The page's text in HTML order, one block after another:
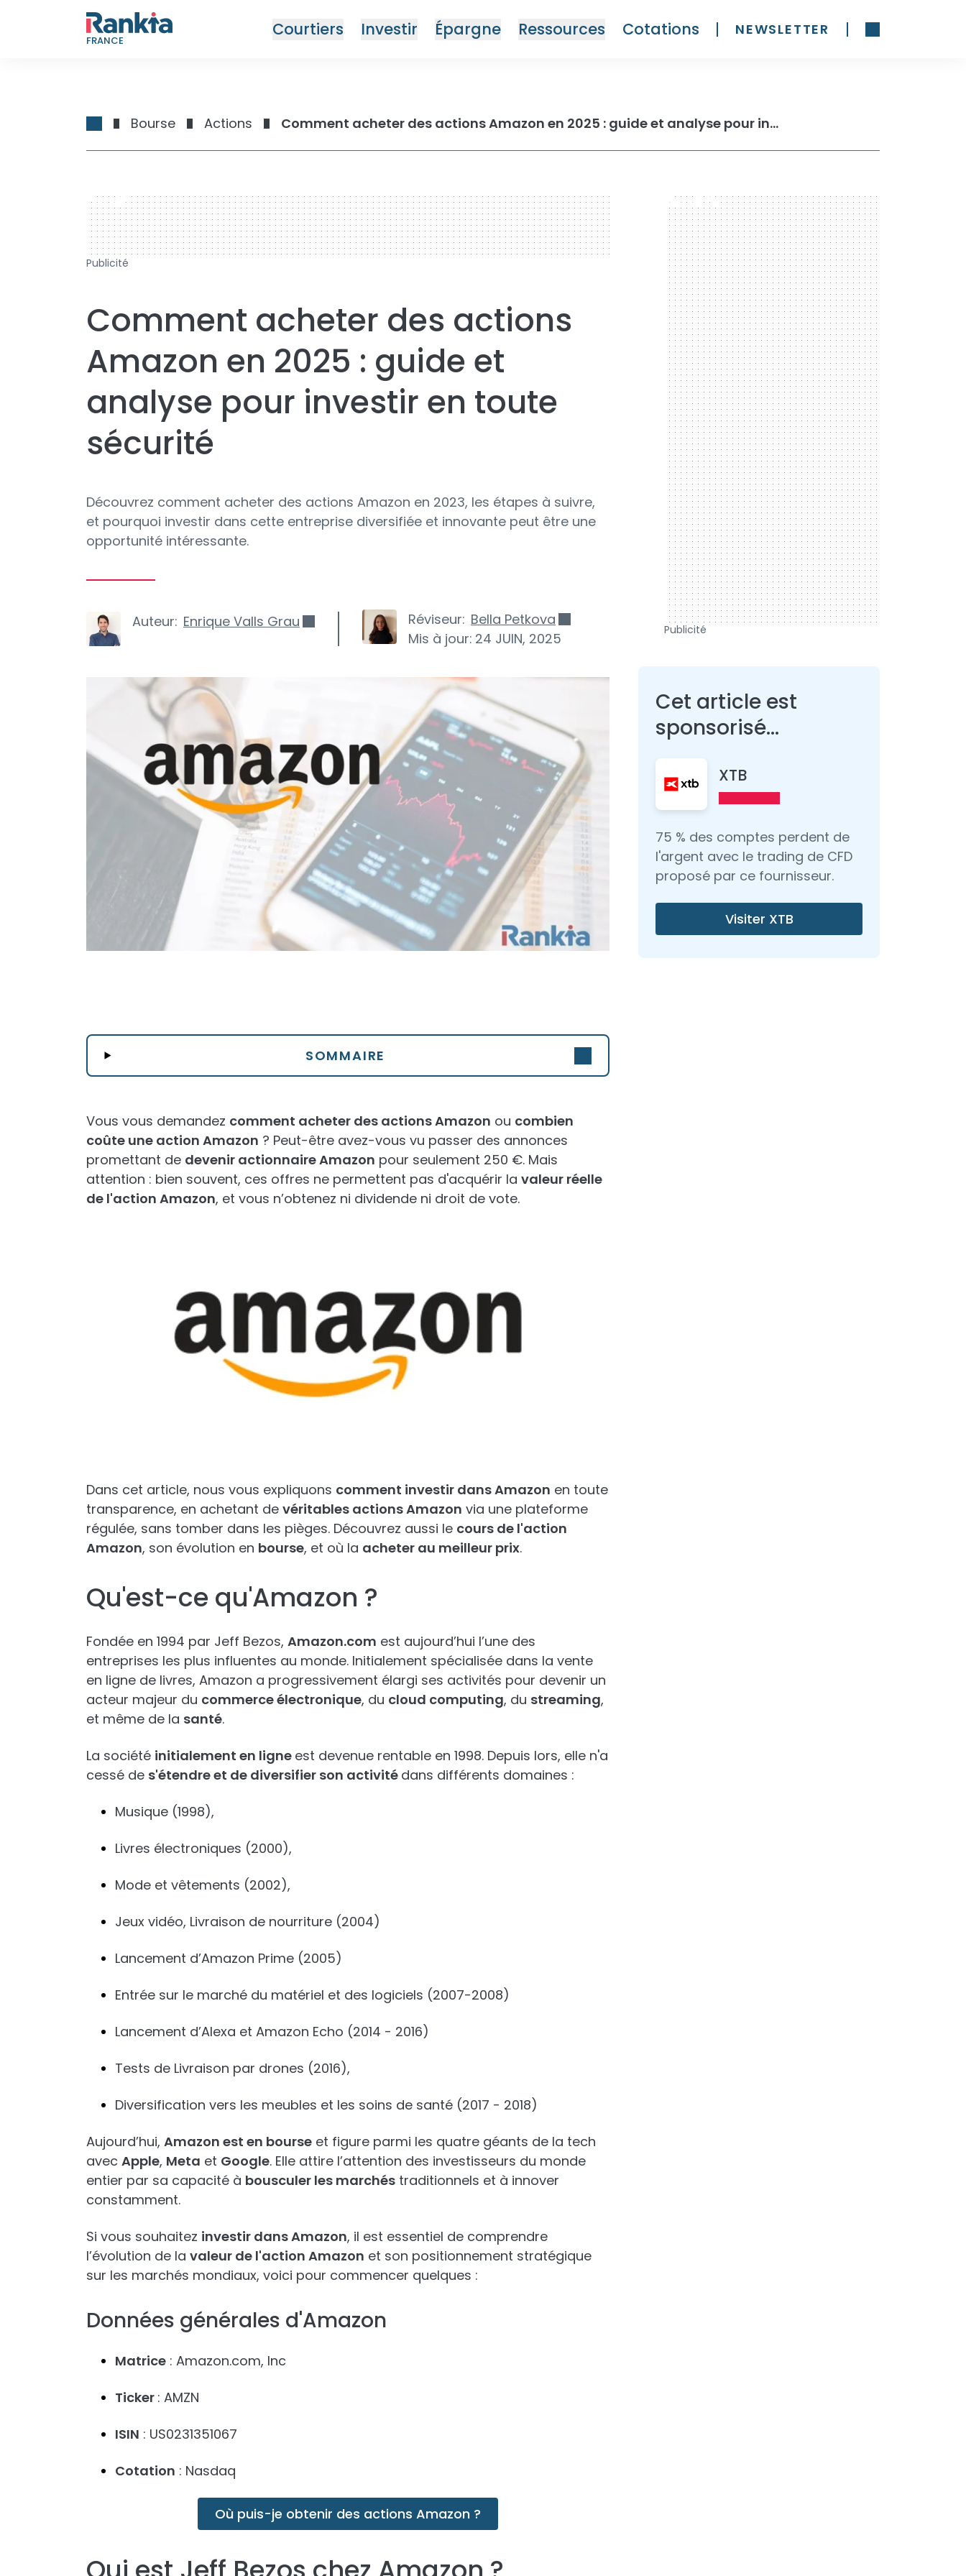
FRANCE
Courtiers Investir Épargne Ressources Cotations NEWSLETTER
Bourse Actions Comment acheter des actions Amazon en 2025 : guide et analyse pour investir en toute sécurité
728 x 90
Publicité
Comment acheter des actions
Amazon en 2025 : guide et
analyse pour investir en toute
sécurité
Découvrez comment acheter des actions Amazon en 2023, les étapes à suivre,
et pourquoi investir dans cette entreprise diversifiée et innovante peut être une
opportunité intéressante.
Auteur: Enrique Valls Grau Réviseur: Bella Petkova
Mis à jour: 24 JUIN, 2025
SOMMAIRE
Vous vous demandez comment acheter des actions Amazon ou combien
coûte une action Amazon ? Peut-être avez-vous vu passer des annonces
promettant de devenir actionnaire Amazon pour seulement 250 €. Mais
attention : bien souvent, ces offres ne permettent pas d'acquérir la valeur réelle
de l'action Amazon, et vous n’obtenez ni dividende ni droit de vote.
Dans cet article, nous vous expliquons comment investir dans Amazon en toute
transparence, en achetant de véritables actions Amazon via une plateforme
régulée, sans tomber dans les pièges. Découvrez aussi le cours de l'action
Amazon, son évolution en bourse, et où la acheter au meilleur prix.
Qu'est-ce qu'Amazon ?
Fondée en 1994 par Jeff Bezos, Amazon.com est aujourd’hui l’une des
entreprises les plus influentes au monde. Initialement spécialisée dans la vente
en ligne de livres, Amazon a progressivement élargi ses activités pour devenir un
acteur majeur du commerce électronique, du cloud computing, du streaming,
et même de la santé.
La société initialement en ligne est devenue rentable en 1998. Depuis lors, elle n'a
cessé de s'étendre et de diversifier son activité dans différents domaines :
Musique (1998),
Livres électroniques (2000),
Mode et vêtements (2002),
Jeux vidéo, Livraison de nourriture (2004)
Lancement d’Amazon Prime (2005)
Entrée sur le marché du matériel et des logiciels (2007-2008)
Lancement d’Alexa et Amazon Echo (2014 - 2016)
Tests de Livraison par drones (2016),
Diversification vers les meubles et les soins de santé (2017 - 2018)
Aujourd’hui, Amazon est en bourse et figure parmi les quatre géants de la tech
avec Apple, Meta et Google. Elle attire l’attention des investisseurs du monde
entier par sa capacité à bousculer les marchés traditionnels et à innover
constamment.
Si vous souhaitez investir dans Amazon, il est essentiel de comprendre
l’évolution de la valeur de l'action Amazon et son positionnement stratégique
sur les marchés mondiaux, voici pour commencer quelques :
Données générales d'Amazon
Matrice : Amazon.com, Inc
Ticker : AMZN
ISIN : US0231351067
Cotation : Nasdaq
Où puis-je obtenir des actions Amazon ?
300 x 600
Publicité
Cet article est
sponsorisé...
XTB
75 % des comptes perdent de
l'argent avec le trading de CFD
proposé par ce fournisseur.
Visiter XTB